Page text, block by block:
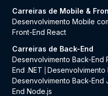
Carreiras de Mobile &
Desenvolvimento Mobile
Front-End React
Carreiras de Back-End
Desenvolvimento Back-End
End .NET
Desenvolvimento
Desenvolvimento Back-End
End Node.js